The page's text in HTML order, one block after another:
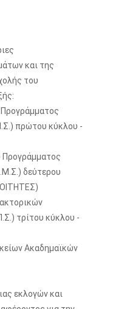
και της
του
πρώτου κύκλου -
Προγράμματος
δεύτερου
τρίτου κύκλου -
Ακαδημαϊκών
εκλογών και